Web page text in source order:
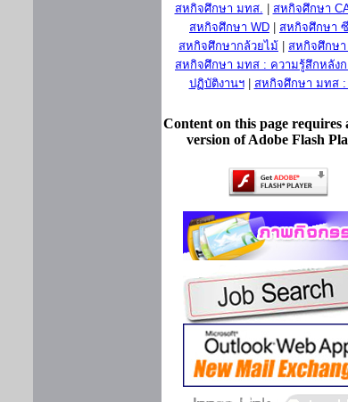
สหกิจศึกษา มทส.
สหกิจศึกษา
สหกิจศึกษา WD
สหกิจศึกษา
สหกิจศึกษากล้วยไม้
สหกิจศึกษา
สหกิจศึกษา มทส : ความรู้สึกหลัง
ปฏิบัติงานฯ| สหกิจศึกษา มทส
Content on this page requires
version of Adobe Flash